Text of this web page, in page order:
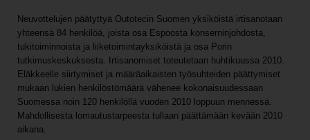
Neuvottelujen päätyttyä Outotecin Suomen yksiköistä irtisanotaan
yhteensä 84 henkilöä, joista osa Espoosta konserninjohdosta,
tukitoiminnoista ja liiketoimintayksiköistä ja osa Porin
tutkimuskeskuksesta. Irtisanomiset toteutetaan huhtikuussa 2010.
Eläkkeelle siirtymiset ja määräaikaisten työsuhteiden päättymiset
mukaan lukien henkilöstömäärä vähenee kokonaisuudessaan
Suomessa noin 120 henkilöllä vuoden 2010 loppuun mennessä.
Mahdollisesta lomautustarpeesta tullaan päättämään kevään 2010
aikana.